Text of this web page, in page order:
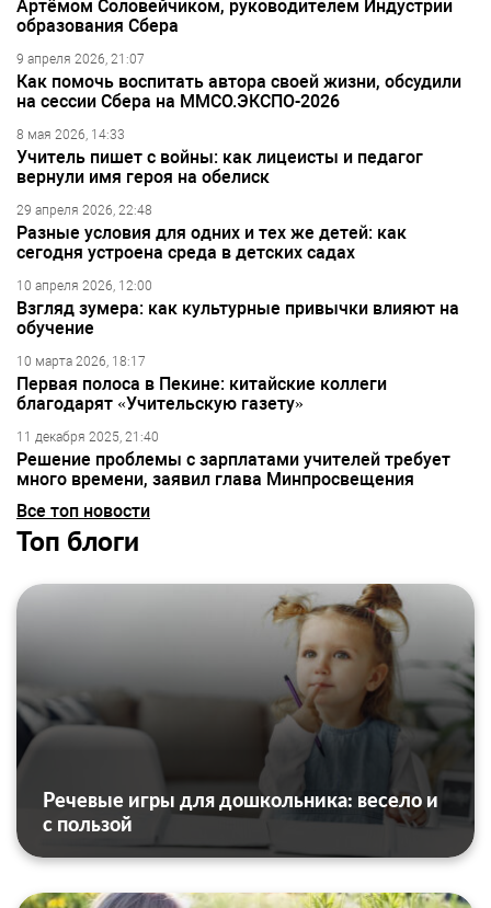
Артёмом Соловейчиком, руководителем Индустрии
образования Сбера
9 апреля 2026, 21:07
Как помочь воспитать автора своей жизни, обсудили
на сессии Сбера на ММСО.ЭКСПО-2026
8 мая 2026, 14:33
Учитель пишет с войны: как лицеисты и педагог
вернули имя героя на обелиск
29 апреля 2026, 22:48
Разные условия для одних и тех же детей: как
сегодня устроена среда в детских садах
10 апреля 2026, 12:00
Взгляд зумера: как культурные привычки влияют на
обучение
10 марта 2026, 18:17
Первая полоса в Пекине: китайские коллеги
благодарят «Учительскую газету»
11 декабря 2025, 21:40
Решение проблемы с зарплатами учителей требует
много времени, заявил глава Минпросвещения
Все топ новости
Топ блоги
Речевые игры для дошкольника: весело и
с пользой